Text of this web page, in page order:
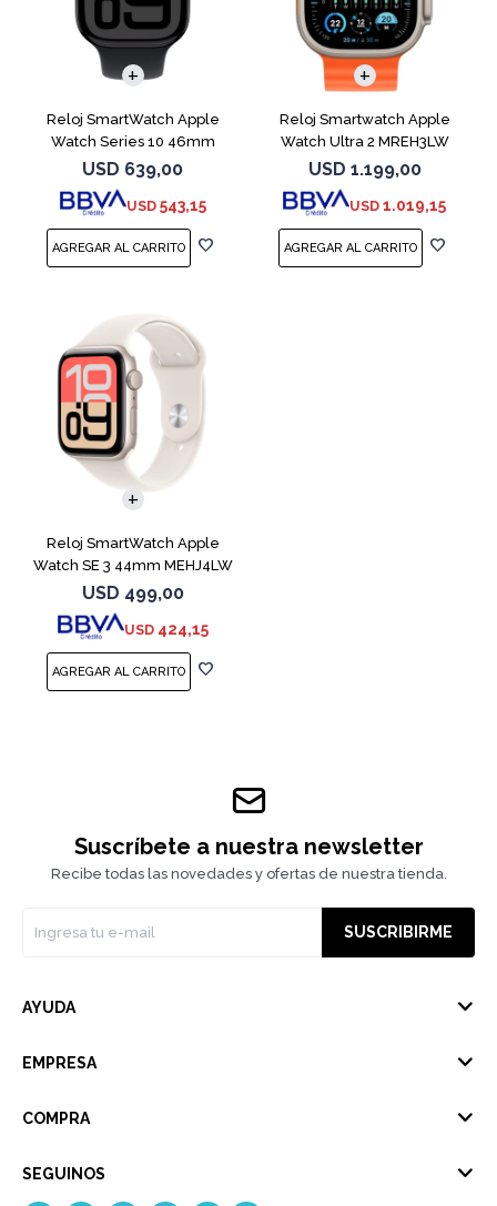
Reloj SmartWatch Apple
Watch Series 10 46mm
MWWQ3L Black ML
USD 639,00
USD 543,15
Reloj Smartwatch Apple
Watch Ultra 2 MREH3LW
49mm Titanium
USD 1.199,00
USD 1.019,15
Reloj SmartWatch Apple
Watch SE 3 44mm MEHJ4LW
Starlight ML
USD 499,00
USD 424,15
Suscríbete a nuestra newsletter
Recibe todas las novedades y ofertas de nuestra tienda.
SUSCRIBIRME
AYUDA
EMPRESA
COMPRA
SEGUINOS